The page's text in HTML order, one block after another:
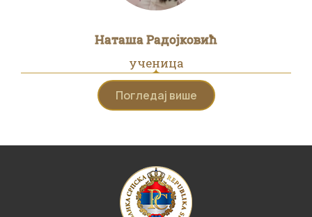
Наташа Радојковић
ученица
Погледај више